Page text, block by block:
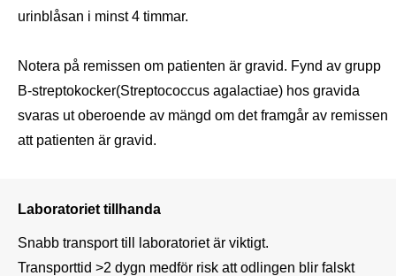
urinblåsan i minst 4 timmar.
Notera på remissen om patienten är gravid. Fynd av grupp
B-streptokocker(Streptococcus agalactiae) hos gravida
svaras ut oberoende av mängd om det framgår av remissen
att patienten är gravid.
Laboratoriet tillhanda
Snabb transport till laboratoriet är viktigt.
Transporttid >2 dygn medför risk att odlingen blir falskt